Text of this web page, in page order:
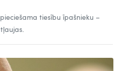
tiesību īpašnieku –